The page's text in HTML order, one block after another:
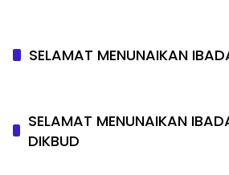
SELAMAT MENUNAIKAN
SELAMAT MENUNAIKAN
DIKBUD